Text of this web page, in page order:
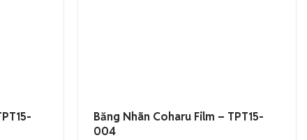
Băng Nhãn Coharu Film – TPT15-
004